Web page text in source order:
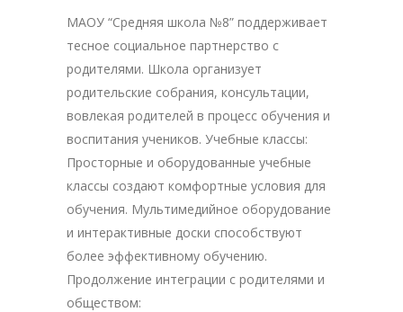
МАОУ “Средняя школа №8” поддерживает
тесное социальное партнерство с
родителями. Школа организует
родительские собрания, консультации,
вовлекая родителей в процесс обучения и
воспитания учеников. Учебные классы:
Просторные и оборудованные учебные
классы создают комфортные условия для
обучения. Мультимедийное оборудование
и интерактивные доски способствуют
более эффективному обучению.
Продолжение интеграции с родителями и
обществом: